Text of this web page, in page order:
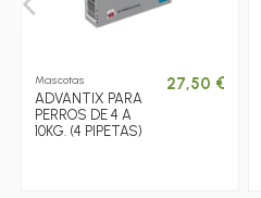
Mascotas
ADVANTIX PARA
PERROS DE 4 A
10KG. (4 PIPETAS)
27,50 €